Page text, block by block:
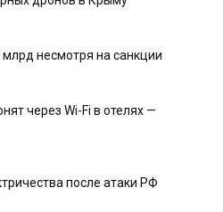
несмотря на санкции
через Wi-Fi в отелях —
после атаки РФ